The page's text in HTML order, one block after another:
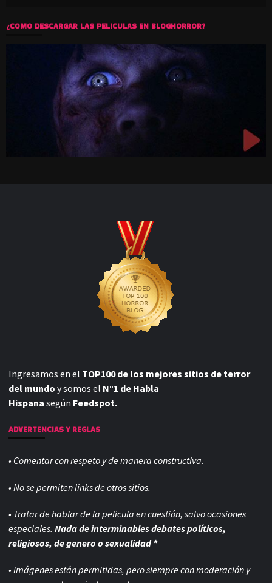
¿COMO DESCARGAR LAS PELICULAS EN BLOGHORROR?
Ingresamos en el TOP100 de los mejores sitios de terror
del mundo y somos el N°1 de Habla
Hispana según Feedspot.
ADVERTENCIAS Y REGLAS
• Comentar con respeto y de manera constructiva.
• No se permiten links de otros sitios.
• Tratar de hablar de la pelicula en cuestión, salvo ocasiones
especiales. Nada de interminables debates políticos,
religiosos, de genero o sexualidad *
• Imágenes están permitidas, pero siempre conmoderación y